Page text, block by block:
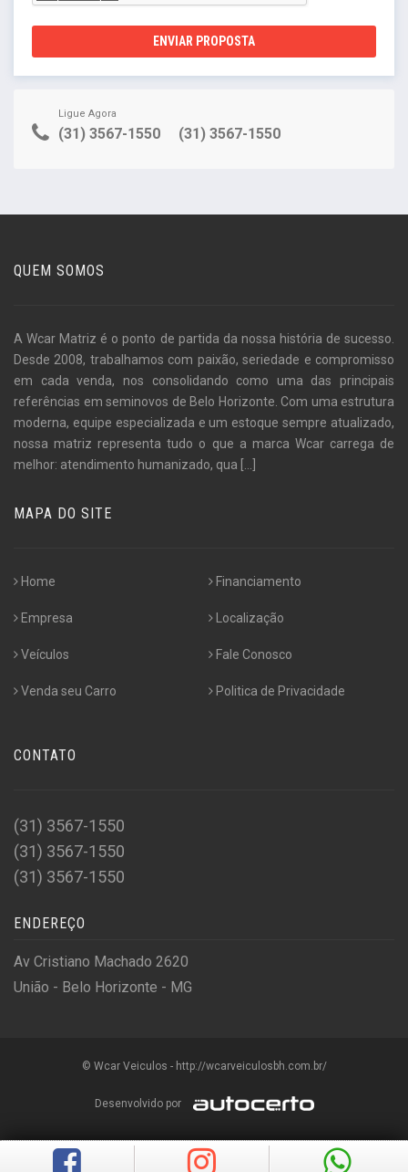
ENVIAR PROPOSTA
Ligue Agora
(31) 3567-1550 (31) 3567-1550
QUEM SOMOS
A Wcar Matriz é o ponto de partida da nossa história de sucesso.
Desde 2008, trabalhamos com paixão, seriedade e compromisso
em cada venda, nos consolidando como uma das principais
referências em seminovos de Belo Horizonte. Com uma estrutura
moderna, equipe especializada e um estoque sempre atualizado,
nossa matriz representa tudo o que a marca Wcar carrega de
melhor: atendimento humanizado, qua [...]
MAPA DO SITE
Home
Empresa
Veículos
Venda seu Carro
Financiamento
Localização
Fale Conosco
Politica de Privacidade
CONTATO
(31) 3567-1550
(31) 3567-1550
(31) 3567-1550
ENDEREÇO
Av Cristiano Machado 2620
União - Belo Horizonte - MG
© Wcar Veiculos - http://wcarveiculosbh.com.br/
Desenvolvido por